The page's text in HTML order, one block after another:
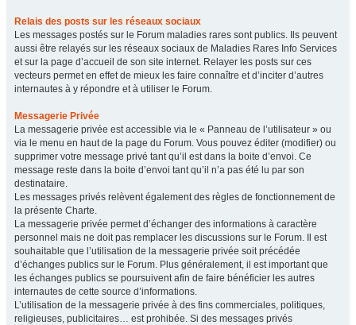
Relais des posts sur les réseaux sociaux
Les messages postés sur le Forum maladies rares sont publics. Ils peuvent
aussi être relayés sur les réseaux sociaux de Maladies Rares Info Services
et sur la page d’accueil de son site internet. Relayer les posts sur ces
vecteurs permet en effet de mieux les faire connaître et d’inciter d’autres
internautes à y répondre et à utiliser le Forum.
Messagerie Privée
La messagerie privée est accessible via le « Panneau de l’utilisateur » ou
via le menu en haut de la page du Forum. Vous pouvez éditer (modifier) ou
supprimer votre message privé tant qu’il est dans la boite d’envoi. Ce
message reste dans la boite d’envoi tant qu’il n’a pas été lu par son
destinataire.
Les messages privés relèvent également des règles de fonctionnement de
la présente Charte.
La messagerie privée permet d’échanger des informations à caractère
personnel mais ne doit pas remplacer les discussions sur le Forum. Il est
souhaitable que l’utilisation de la messagerie privée soit précédée
d’échanges publics sur le Forum. Plus généralement, il est important que
les échanges publics se poursuivent afin de faire bénéficier les autres
internautes de cette source d’informations.
L’utilisation de la messagerie privée à des fins commerciales, politiques,
religieuses, publicitaires… est prohibée. Si des messages privés